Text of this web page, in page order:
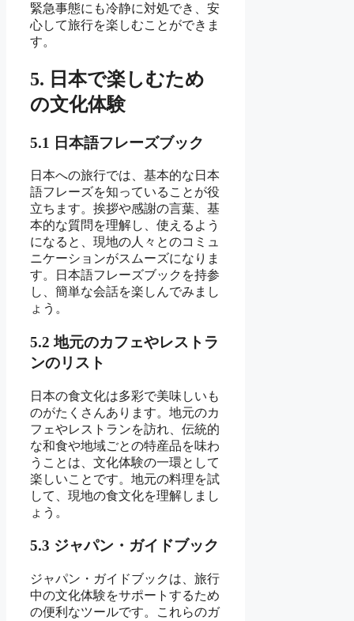
緊急事態にも冷静に対処でき、安
心して旅行を楽しむことができま
す。
5. 日本で楽しむため
の文化体験
5.1 日本語フレーズブック
日本への旅行では、基本的な日本
語フレーズを知っていることが役
立ちます。挨拶や感謝の言葉、基
本的な質問を理解し、使えるよう
になると、現地の人々とのコミュ
ニケーションがスムーズになりま
す。日本語フレーズブックを持参
し、簡単な会話を楽しんでみまし
ょう。
5.2 地元のカフェやレストラ
ンのリスト
日本の食文化は多彩で美味しいも
のがたくさんあります。地元のカ
フェやレストランを訪れ、伝統的
な和食や地域ごとの特産品を味わ
うことは、文化体験の一環として
楽しいことです。地元の料理を試
して、現地の食文化を理解しまし
ょう。
5.3 ジャパン・ガイドブック
ジャパン・ガイドブックは、旅行
中の文化体験をサポートするため
の便利なツールです。これらのガ